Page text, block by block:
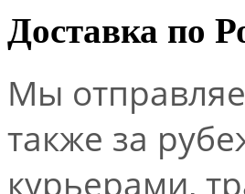
Доставка по
Мы
также за
курьерами,